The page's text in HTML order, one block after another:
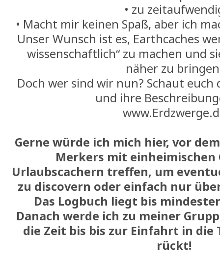
•⁠ ⁠zu
•⁠ ⁠Macht mir keinen Spaß, aber ich
Unser Wunsch ist es, Earthcaches
wissenschaftlich“ zu machen und
näher zu
Doch wer sind wir nun? Schaut euch
und ihre
Gerne würde ich mich hier, vor
Merkers mit einheimischen
Urlaubscachern treffen, um
zu discovern oder einfach nur
Das Logbuch liegt bis
Danach werde ich zu meiner
die Zeit bis bis zur Einfahrt in die
rückt!